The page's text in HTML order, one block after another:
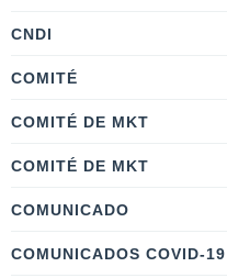
CNDI
COMITÉ
COMITÉ DE MKT
COMITÉ DE MKT
COMUNICADO
COMUNICADOS COVID-19